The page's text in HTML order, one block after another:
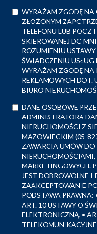
WYRAŻAM ZGODĘ NA
ZŁOŻONYM
TELEFONU LUB
SKIEROWANEJ DO
ROZUMIENIU
ŚWIADCZENIU
WYRAŻAM ZGODĘ NA
REKLAMOWYCH DOT.
BIURO
DANE OSOBOWE
ADMINISTRATORA
NIERUCHOMOŚCI Z
MAZOWIECKIM (05-
ZAWARCIA UMÓW
NIERUCHOMOŚCIAMI,
MARKETINGOWYCH.
JEST DOBROWOLNE I
ZAAKCEPTOWANIE
PODSTAWA PRAWNA:
ART. 10 USTAWY O
ELEKTRONICZNĄ, •